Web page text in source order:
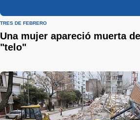
TRES DE FEBRERO
Una mujer apareció muerta
"telo"